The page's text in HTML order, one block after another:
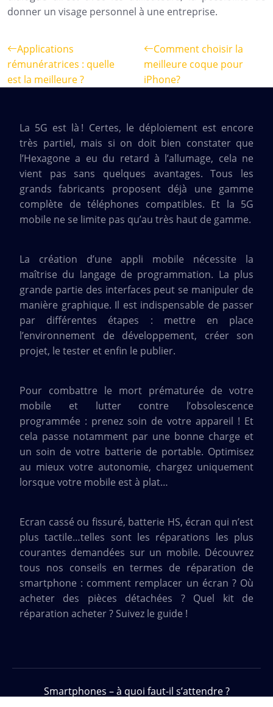
donner un visage personnel à une entreprise.
Applications
rémunératrices : quelle
est la meilleure ?
Comment choisir la
meilleure coque pour
iPhone?
La 5G est là ! Certes, le déploiement est encore
très partiel, mais si on doit bien constater que
l’Hexagone a eu du retard à l’allumage, cela ne
vient pas sans quelques avantages. Tous les
grands fabricants proposent déjà une gamme
complète de téléphones compatibles. Et la 5G
mobile ne se limite pas qu’au très haut de gamme.
La création d’une appli mobile nécessite la
maîtrise du langage de programmation. La plus
grande partie des interfaces peut se manipuler de
manière graphique. Il est indispensable de passer
par différentes étapes : mettre en place
l’environnement de développement, créer son
projet, le tester et enfin le publier.
Pour combattre le mort prématurée de votre
mobile et lutter contre l’obsolescence
programmée : prenez soin de votre appareil ! Et
cela passe notamment par une bonne charge et
un soin de votre batterie de portable. Optimisez
au mieux votre autonomie, chargez uniquement
lorsque votre mobile est à plat…
Ecran cassé ou fissuré, batterie HS, écran qui n’est
plus tactile…telles sont les réparations les plus
courantes demandées sur un mobile. Découvrez
tous nos conseils en termes de réparation de
smartphone : comment remplacer un écran ? Où
acheter des pièces détachées ? Quel kit de
réparation acheter ? Suivez le guide !
Smartphones – à quoi faut-il s’attendre ?